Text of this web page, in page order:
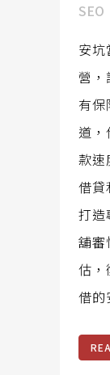
SEO
安坑
營，
有保
道，
款速
借貸
打造
舖審
估，
借的